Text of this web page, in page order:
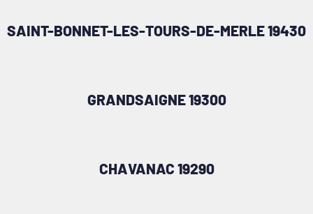
SAINT-BONNET-LES-TOURS-DE-MERLE 19430
GRANDSAIGNE 19300
CHAVANAC 19290